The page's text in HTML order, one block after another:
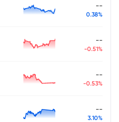
--
0.38%
--
-0.51%
--
-0.53%
--
3.10%